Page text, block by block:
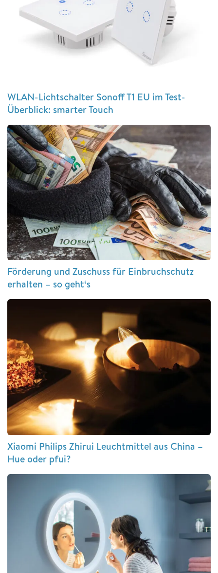
WLAN-Lichtschalter Sonoff T1 EU im Test-
Überblick: smarter Touch
Förderung und Zuschuss für Einbruchschutz
erhalten – so geht‘s
Xiaomi Philips Zhirui Leuchtmittel aus China –
Hue oder pfui?